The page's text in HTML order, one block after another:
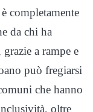
completamente
da chi ha
a rampe e
può fregiarsi
che hanno
oltre